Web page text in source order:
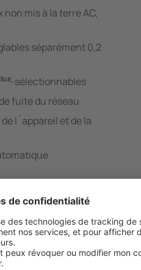
mis à la terre AC,
séparément 0,2
-sélectionnables
fuite du réseau
l´appareil et de la